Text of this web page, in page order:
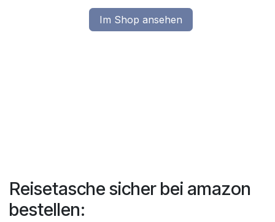
Im Shop ansehen
Reisetasche sicher bei amazon
bestellen: